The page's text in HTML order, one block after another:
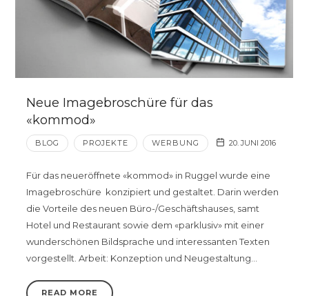
Neue Imagebroschüre für das
«kommod»
BLOG PROJEKTE WERBUNG 20. JUNI 2016
Für das neueröffnete «kommod» in Ruggel wurde eine
Imagebroschüre konzipiert und gestaltet. Darin werden
die Vorteile des neuen Büro-/Geschäftshauses, samt
Hotel und Restaurant sowie dem «parklusiv» mit einer
wunderschönen Bildsprache und interessanten Texten
vorgestellt. Arbeit: Konzeption und Neugestaltung…
READ MORE